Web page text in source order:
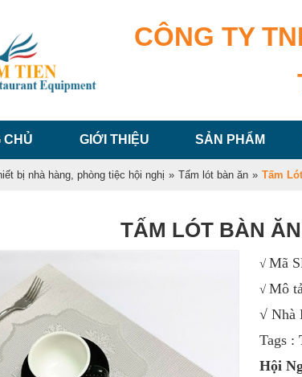
CÔNG TY
CHỦ GIỚI THIỆU SẢN PHẨM
bị nhà hàng, phòng tiệc hội nghị » Tấm lót bàn ăn » Tấm
TẤM LÓT BÀN
√Mã
√Mô
√ Nhà
Tags :
Hội